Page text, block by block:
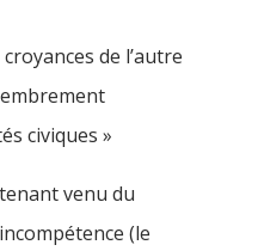
de l’autre
civiques »
venu du
(le